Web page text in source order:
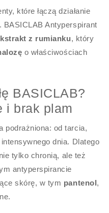
które łączą działanie
Antyperspirant
z rumianku, który
o właściwościach
BASICLAB?
i brak plam
podrażniona: od tarcia,
dnia. Dlatego
tylko chronią, ale też
antyperspirancie
skórę, w tym pantenol,